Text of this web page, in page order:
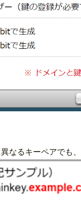
なるキーペアでも